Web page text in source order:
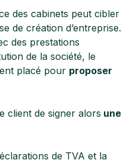
des cabinets peut cibler
de création d’entreprise.
des prestations
de la société, le
placé pour proposer
client de signer alors une
de TVA et la